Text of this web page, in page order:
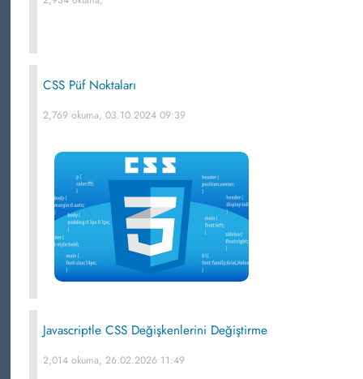
CSS Püf Noktaları
2,769 okuma, 03.10.2024 09:39
Javascriptle CSS Değişkenlerini Değiştirme
2,014 okuma, 26.02.2026 11:49